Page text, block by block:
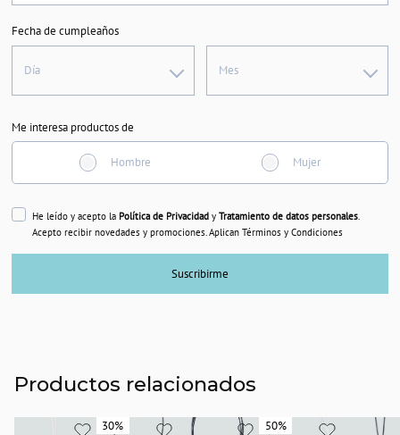
Fecha de cumpleaños
Día Mes
Me interesa productos de
Hombre Mujer
He leído y acepto la Política de Privacidady Tratamiento de datos personales.
Acepto recibir novedades y promociones. Aplican Términos y Condiciones
Suscribirme
Productos relacionados
30%
30% 50%
50%